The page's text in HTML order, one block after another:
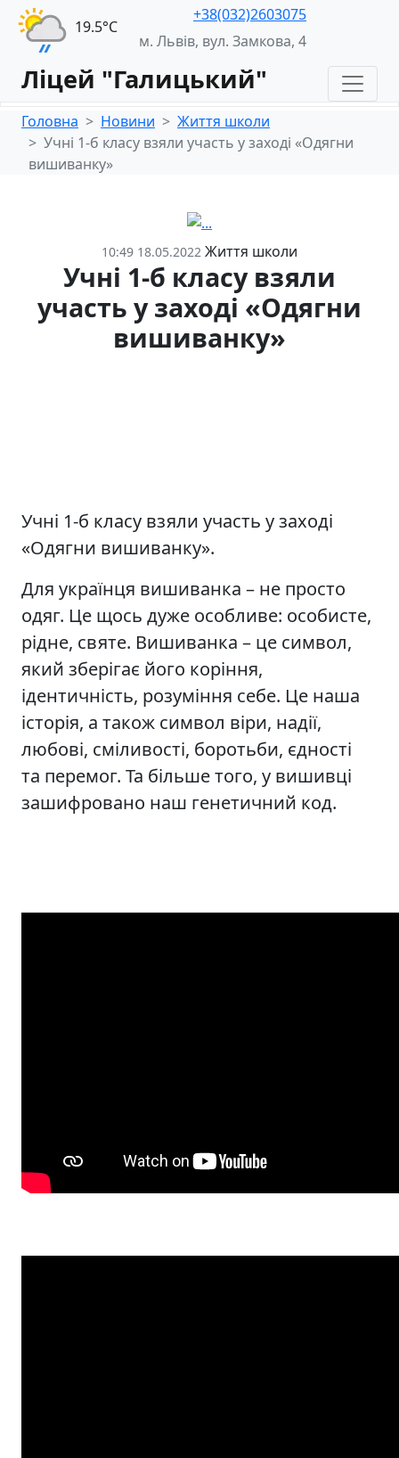
19.5°С
+38(032)2603075
м. Львів, вул. Замкова, 4
Ліцей "Галицький"
Головна Новини
Життя школи
Учні 1-б класу взяли участь у заході «Одягни
вишиванку»
10:49 18.05.2022 Життя школи
Учні 1-б класу взяли
участь у заході «Одягни
вишиванку»
Учні 1-б класу взяли участь у заході
«Одягни вишиванку».
Для українця вишиванка – не просто
одяг. Це щось дуже особливе: особисте,
рідне, святе. Вишиванка – це символ,
який зберігає його коріння,
ідентичність, розуміння себе. Це наша
історія, а також символ віри, надії,
любові, сміливості, боротьби, єдності
та перемог. Та більше того, у вишивці
зашифровано наш генетичний код.